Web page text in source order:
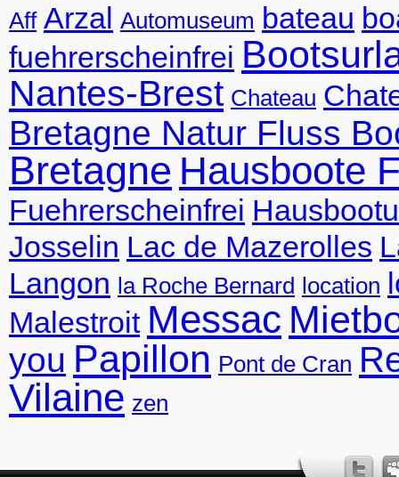
Aff Arzal Automuseum bateau
fuehrerscheinfrei
Nantes-Brest Chateau
Bretagne Natur Fluss
Bretagne Hausboote
Fuehrerscheinfrei
Josselin Lac de Mazerolles
Langon
la Roche Bernard location
Malestroit Messac
you Papillon Pont de Cran
Vilaine zen